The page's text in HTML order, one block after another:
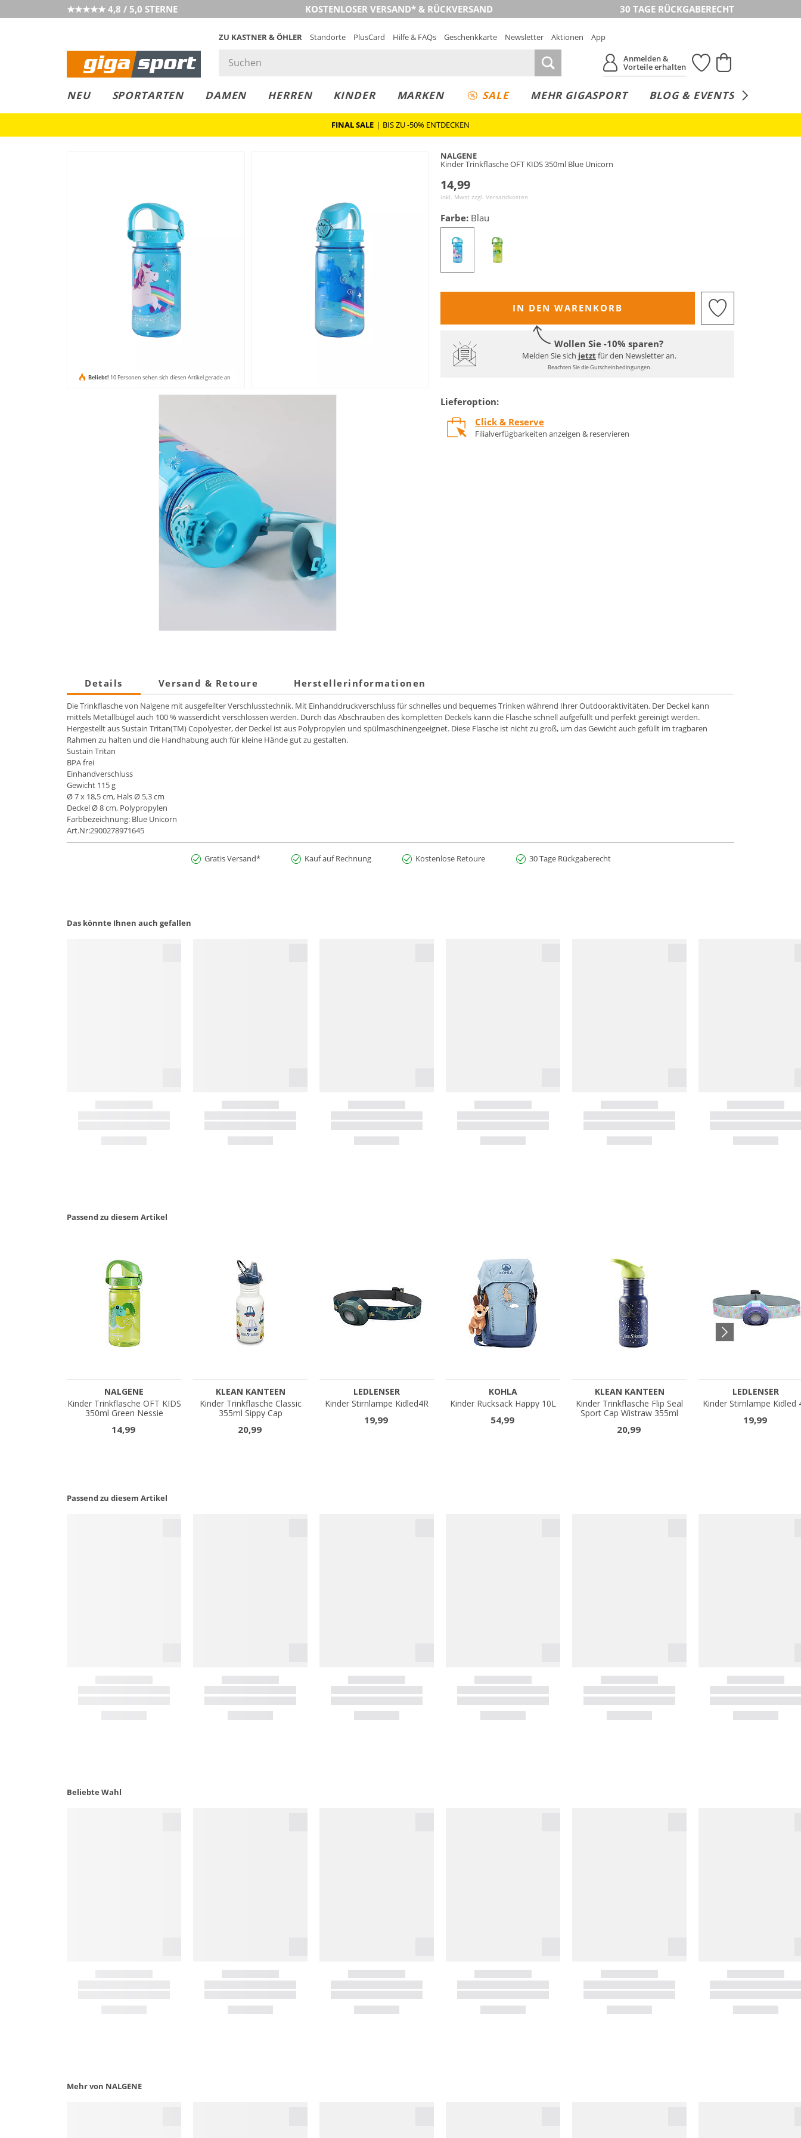
★★★★★ 4,8 / 5,0 STERNE KOSTENLOSER VERSAND* & RÜCKVERSAND 30 TAGE RÜCKGABERECHT
ZU KASTNER & ÖHLER Standorte PlusCard Hilfe & FAQs Geschenkkarte Newsletter Aktionen
App
Anmelden &
Vorteile erhalten
NEU SPORTARTEN DAMEN HERREN KINDER MARKEN SALE MEHR GIGASPORT BLOG & EVENTS
LEASING
COLLECT
RESERVE
FINAL SALE | BIS ZU -50% ENTDECKEN
Beliebt! 10 Personen sehen sich diesen Artikel gerade an
NALGENE
Kinder Trinkflasche OFT KIDS 350ml Blue Unicorn
14,99
inkl. Mwst zzgl. Versandkosten
Farbe: Blau
IN DEN WARENKORB
Wollen Sie -10% sparen?
Melden Sie sich jetztfür den Newsletter an.
Beachten Sie die Gutscheinbedingungen.
Lieferoption:
Click & Reserve
Filialverfügbarkeiten anzeigen & reservieren
Details Versand & Retoure Herstellerinformationen
Die Trinkflasche von Nalgene mit ausgefeilter Verschlusstechnik. Mit Einhanddruckverschluss für schnelles und bequemes Trinken während Ihrer Outdooraktivitäten. Der Deckel kann
mittels Metallbügel auch 100 % wasserdicht verschlossen werden. Durch das Abschrauben des kompletten Deckels kann die Flasche schnell aufgefüllt und perfekt gereinigt werden.
Hergestellt aus Sustain Tritan(TM) Copolyester, der Deckel ist aus Polypropylen und spülmaschinengeeignet. Diese Flasche ist nicht zu groß, um das Gewicht auch gefüllt im tragbaren
Rahmen zu halten und die Handhabung auch für kleine Hände gut zu gestalten.
Sustain Tritan
BPA frei
Einhandverschluss
Gewicht 115 g
Ø 7 x 18,5 cm, Hals Ø 5,3 cm
Deckel Ø 8 cm, Polypropylen
Farbbezeichnung: Blue Unicorn
Art.Nr:2900278971645
Gratis Versand* Kauf auf Rechnung Kostenlose Retoure 30 Tage Rückgaberecht
Das könnte Ihnen auch gefallen
Passend zu diesem Artikel
Passend zu diesem Artikel
Beliebte Wahl
Mehr von NALGENE